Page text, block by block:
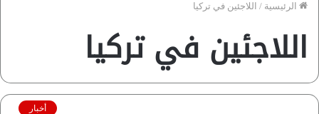
الرئيسية / اللاجئين في تركيا
اللاجئين في تركيا
أخبار